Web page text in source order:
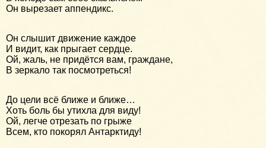
Он вырезает аппендикс.
Он слышит движение каждое
И видит, как прыгает сердце.
Ой, жаль, не придётся вам, граждане,
В зеркало так посмотреться!
До цели всё ближе и ближе…
Хоть боль бы утихла для виду!
Ой, легче отрезать по грыже
Всем, кто покорял Антарктиду!